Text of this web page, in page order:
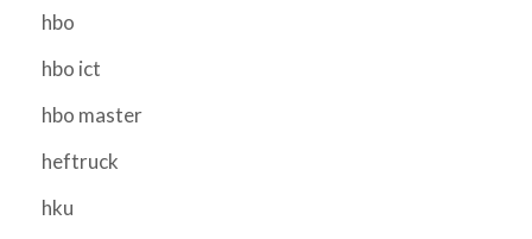
hbo
hbo ict
hbo master
heftruck
hku